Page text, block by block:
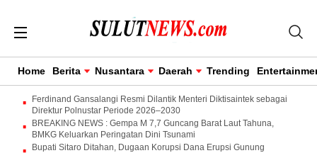
Home Berita Nusantara Daerah Trending
Ferdinand Gansalangi Resmi Dilantik Menteri Diktisaintek sebagai
Direktur Polnustar Periode 2026–2030
BREAKING NEWS : Gempa M 7,7 Guncang Barat Laut Tahuna,
BMKG Keluarkan Peringatan Dini Tsunami
Bupati Sitaro Ditahan, Dugaan Korupsi Dana Erupsi Gunung